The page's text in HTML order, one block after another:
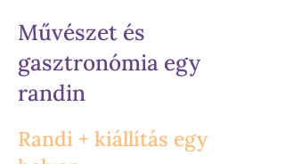
Művészet és
gasztronómia egy
randin
Randi + kiállítás egy